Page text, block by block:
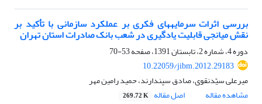
بررسی اثرات سرمایه‎های فکری بر عملکرد سازمانی با تأکید بر
نقش میانجی قابلیت یادگیری در شعب بانک صادرات استان تهران
دوره 4، شماره 2، تابستان 1391، صفحه
53-70
10.22059/jibm.2012.29183
میرعلی سیّدنقوی، صادق سپندارند، حمید رامین مهر
مشاهده مقاله
اصل مقاله 269.72 K